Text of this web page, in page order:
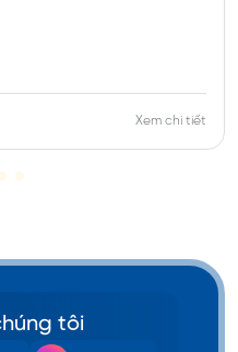
Xem chi tiết
tôi